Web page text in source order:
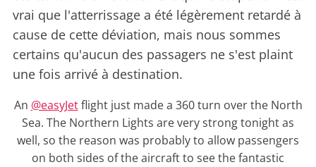
vrai que l'atterrissage a été légèrement retardé à
cause de cette déviation, mais nous sommes
certains qu'aucun des passagers ne s'est plaint
une fois arrivé à destination.
An @easyJetflight just made a 360 turn over the North
Sea. The Northern Lights are very strong tonight as
well, so the reason was probably to allow passengers
on both sides of the aircraft to see the fantastic